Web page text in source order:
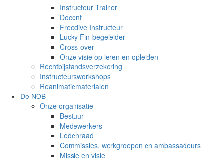
Instructeur Trainer
Docent
Freedive Instructeur
Lucky Fin-begeleider
Cross-over
Onze visie op leren en opleiden
Rechtbijstandsverzekering
Instructeursworkshops
Reanimatiematerialen
De NOB
Onze organisatie
Bestuur
Medewerkers
Ledenraad
Commissies, werkgroepen en ambassadeurs
Missie en visie